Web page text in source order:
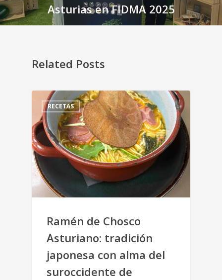
Asturias en FIDMA 2025
Related Posts
RECETAS
Ramén de Chosco
Asturiano: tradición
japonesa con alma del
suroccidente de